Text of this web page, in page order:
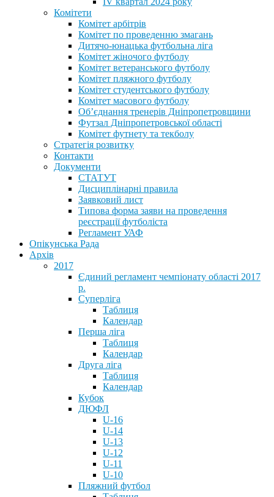
Комітети
Комітет арбітрів
Комітет по проведенню змагань
Дитячо-юнацька футбольна ліга
Комітет жіночого футболу
Комітет ветеранського футболу
Комітет пляжного футболу
Комітет студентського футболу
Комітет масового футболу
Обʼєднання тренерів Дніпропетровщини
Футзал Дніпропетровської області
Комітет футнету та текболу
Стратегія розвитку
Контакти
Документи
СТАТУТ
Дисциплінарні правила
Заявковий лист
Типова форма заяви на проведення
реєстрації футболіста
Регламент УАФ
Опікунська Рада
Архів
2017
Єдиний регламент чемпіонату області 2017
р.
Суперліга
Таблиця
Календар
Перша ліга
Таблиця
Календар
Друга ліга
Таблиця
Календар
Кубок
ДЮФЛ
U-16
U-14
U-13
U-12
U-11
U-10
Пляжний футбол